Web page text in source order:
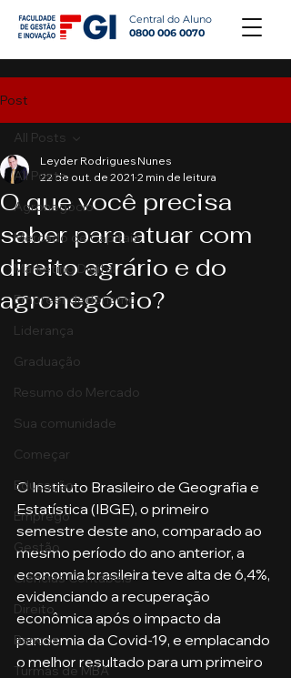
Central do Aluno
0800 006 0070
Post
All Posts
Agronegócio
Mercado de Capitais
Marketing Digital
Empreendedorismo
Liderança
Graduação
Resumo do Mercado
Sua comunidade
Começar
Educação
Emprego
Gestão
Ciências Contábeis
Direito
Bancos
Turmas de MBA
All Posts
O que você precisa
saber para atuar com
direito agrário e do
agronegócio?
Leyder Rodrigues Nunes
22 de out. de 2021 2 min de leitura
O Instituto Brasileiro de Geografia e
Estatística (IBGE), o primeiro
semestre deste ano, comparado ao
mesmo período do ano anterior, a
economia brasileira teve alta de 6,4%,
evidenciando a recuperação
econômica após o impacto da
pandemia da Covid-19, e emplacando
o melhor resultado para um primeiro